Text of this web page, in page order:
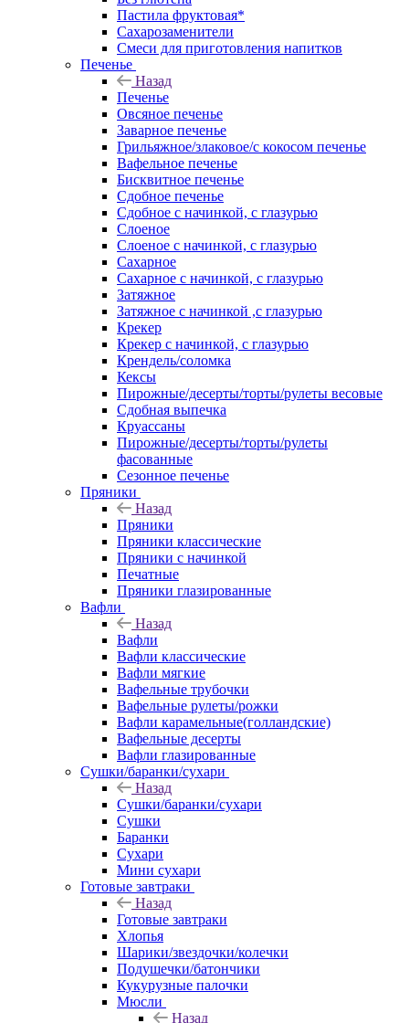
Пастила фруктовая*
Сахарозаменители
Смеси для приготовления напитков
Печенье
Назад
Печенье
Овсяное печенье
Заварное печенье
Грильяжное/злаковое/с кокосом печенье
Вафельное печенье
Бисквитное печенье
Сдобное печенье
Сдобное с начинкой, с глазурью
Слоеное
Слоеное с начинкой, с глазурью
Сахарное
Сахарное с начинкой, с глазурью
Затяжное
Затяжное с начинкой ,с глазурью
Крекер
Крекер с начинкой, с глазурью
Крендель/соломка
Кексы
Пирожные/десерты/торты/рулеты весовые
Сдобная выпечка
Круассаны
Пирожные/десерты/торты/рулеты
фасованные
Сезонное печенье
Пряники
Назад
Пряники
Пряники классические
Пряники с начинкой
Печатные
Пряники глазированные
Вафли
Назад
Вафли
Вафли классические
Вафли мягкие
Вафельные трубочки
Вафельные рулеты/рожки
Вафли карамельные(голландские)
Вафельные десерты
Вафли глазированные
Сушки/баранки/сухари
Назад
Сушки/баранки/сухари
Сушки
Баранки
Сухари
Мини сухари
Готовые завтраки
Назад
Готовые завтраки
Хлопья
Шарики/звездочки/колечки
Подушечки/батончики
Кукурузные палочки
Мюсли
Назад